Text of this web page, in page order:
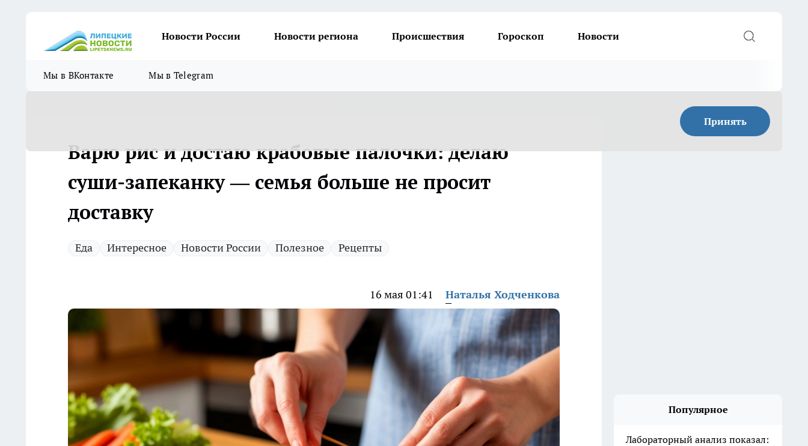
Новости России Новости региона Происшествия Гороскоп Новости
Мы в ВКонтакте Мы в Telegram
Принять
Варю рис и достаю крабовые палочки: делаю
суши-запеканку — семья больше не просит
доставку
Еда Интересное Новости России Полезное Рецепты
16 мая 01:41 Наталья Ходченкова
Популярное
Лабораторный анализ показал: